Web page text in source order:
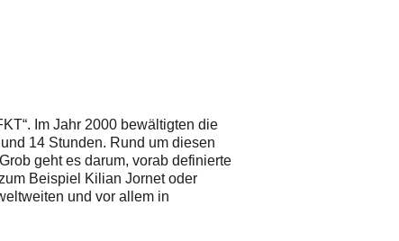
Im Jahr 2000 bewältigten die
14 Stunden. Rund um diesen
geht es darum, vorab definierte
Beispiel Kilian Jornet oder
und vor allem in